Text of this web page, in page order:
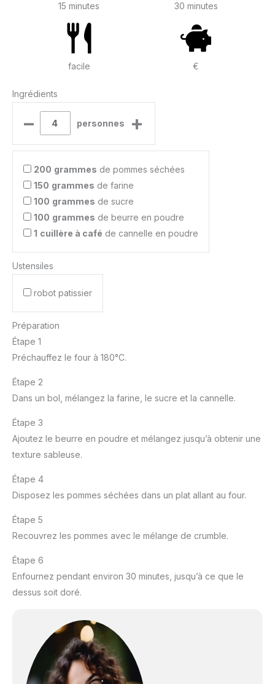
15 minutes 30 minutes
facile €
Ingrédients
– personnes +
200 grammes de pommes séchées
150 grammes de farine
100 grammes de sucre
100 grammes de beurre en poudre
1 cuillère à café de cannelle en poudre
Ustensiles
robot patissier
Préparation
Étape 1
Préchauffez le four à 180°C.
Étape 2
Dans un bol, mélangez la farine, le sucre et la cannelle.
Étape 3
Ajoutez le beurre en poudre et mélangez jusqu’à obtenir une
texture sableuse.
Étape 4
Disposez les pommes séchées dans un plat allant au four.
Étape 5
Recouvrez les pommes avec le mélange de crumble.
Étape 6
Enfournez pendant environ 30 minutes, jusqu’à ce que le
dessus soit doré.